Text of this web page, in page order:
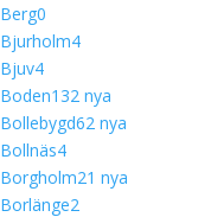
Berg0
Bjurholm4
Bjuv4
Boden132 nya
Bollebygd62 nya
Bollnäs4
Borgholm21 nya
Borlänge2